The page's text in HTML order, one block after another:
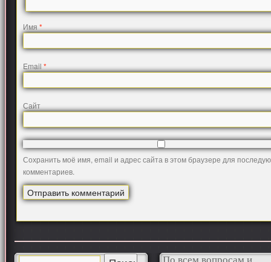
Имя*
Email*
Сайт
Сохранить моё имя, email и адрес сайта в этом браузере для
комментариев.